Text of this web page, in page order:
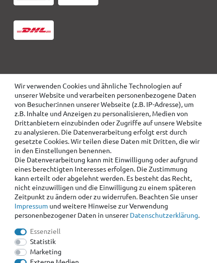
Wir verwenden Cookies und ähnliche Technologien auf
unserer Website und verarbeiten personenbezogene Daten
von Besucher:innen unserer Webseite (z.B. IP-Adresse), um
z.B. Inhalte und Anzeigen zu personalisieren, Medien von
Drittanbietern einzubinden oder Zugriffe auf unsere Website
zu analysieren. Die Datenverarbeitung erfolgt erst durch
gesetzte Cookies. Wir teilen diese Daten mit Dritten, die wir
in den Einstellungen benennen.
Die Datenverarbeitung kann mit Einwilligung oder aufgrund
eines berechtigten Interesses erfolgen. Die Zustimmung
kann erteilt oder abgelehnt werden. Es besteht das Recht,
nicht einzuwilligen und die Einwilligung zu einem späteren
Zeitpunkt zu ändern oder zu widerrufen. Beachten Sie unser
Impressum und weitere Hinweise zur Verwendung
personenbezogener Daten in unsererDaten­schutz­erklärung.
Essenziell
Statistik
Marketing